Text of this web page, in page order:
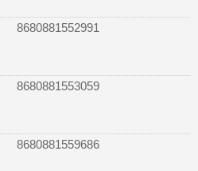
8680881552991
8680881553059
8680881559686